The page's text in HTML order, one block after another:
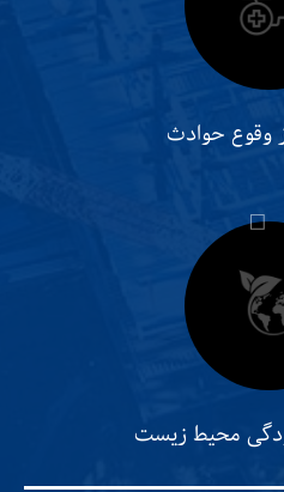
وقوع حوادث
محیط زیست